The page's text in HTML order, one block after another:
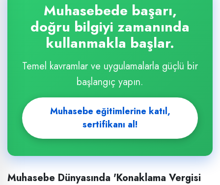
Muhasebede başarı,
doğru bilgiyi zamanında
kullanmakla başlar.
Temel kavramlar ve uygulamalarla güçlü bir
başlangıç yapın.
Muhasebe eğitimlerine katıl,
sertifikanı al!
Muhasebe Dünyasında 'Konaklama Vergisi